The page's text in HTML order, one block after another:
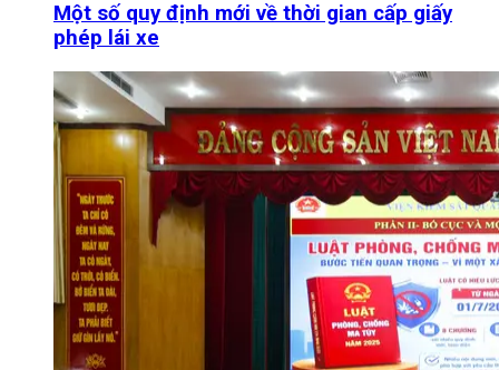
Một số quy định mới về thời gian cấp giấy
phép lái xe